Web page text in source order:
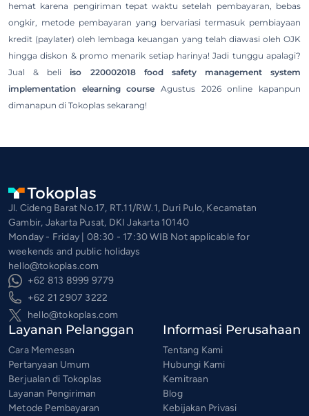
hemat karena pengiriman tepat waktu setelah pembayaran, bebas
ongkir, metode pembayaran yang bervariasi termasuk pembiayaan
kredit (paylater) oleh lembaga keuangan yang telah diawasi oleh OJK
hingga diskon & promo menarik setiap harinya! Jadi tunggu apalagi?
Jual & beliiso 220002018 food safety management system
implementation elearning course Agustus 2026 online kapanpun
dimanapun di Tokoplas sekarang!
Jl. Cideng Barat No.17, RT.11/RW.1, Duri Pulo, Kecamatan
Gambir, Jakarta Pusat, DKI Jakarta 10140
Monday - Friday | 08:30 - 17:30 WIB Not applicable for
weekends and public holidays
hello@tokoplas.com
+62 813 8999 9779
+62 21 2907 3222
hello@tokoplas.com
Layanan Pelanggan
Cara Memesan
Pertanyaan Umum
Berjualan di Tokoplas
Layanan Pengiriman
Metode Pembayaran
Informasi Perusahaan
Tentang Kami
Hubungi Kami
Kemitraan
Blog
Kebijakan Privasi